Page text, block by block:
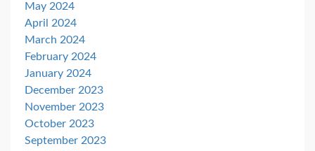
May 2024
April 2024
March 2024
February 2024
January 2024
December 2023
November 2023
October 2023
September 2023